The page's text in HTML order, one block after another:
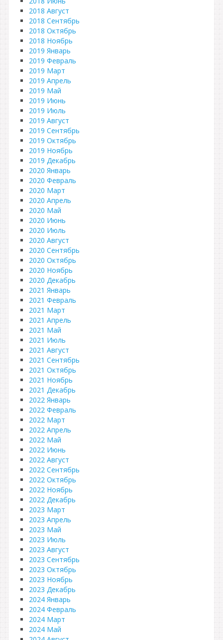
2018 Август
2018 Сентябрь
2018 Октябрь
2018 Ноябрь
2019 Январь
2019 Февраль
2019 Март
2019 Апрель
2019 Май
2019 Июнь
2019 Июль
2019 Август
2019 Сентябрь
2019 Октябрь
2019 Ноябрь
2019 Декабрь
2020 Январь
2020 Февраль
2020 Март
2020 Апрель
2020 Май
2020 Июнь
2020 Июль
2020 Август
2020 Сентябрь
2020 Октябрь
2020 Ноябрь
2020 Декабрь
2021 Январь
2021 Февраль
2021 Март
2021 Апрель
2021 Май
2021 Июль
2021 Август
2021 Сентябрь
2021 Октябрь
2021 Ноябрь
2021 Декабрь
2022 Январь
2022 Февраль
2022 Март
2022 Апрель
2022 Май
2022 Июнь
2022 Август
2022 Сентябрь
2022 Октябрь
2022 Ноябрь
2022 Декабрь
2023 Март
2023 Апрель
2023 Май
2023 Июль
2023 Август
2023 Сентябрь
2023 Октябрь
2023 Ноябрь
2023 Декабрь
2024 Январь
2024 Февраль
2024 Март
2024 Май